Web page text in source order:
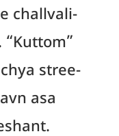
challvali-
stree-
asa